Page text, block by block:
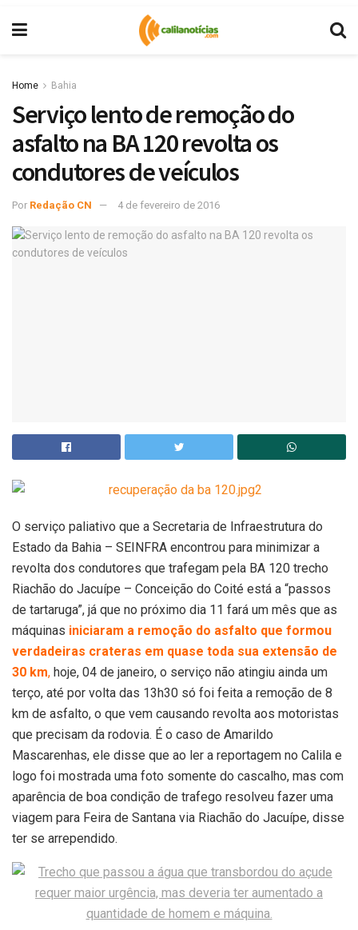
Home Bahia
Serviço lento de remoção do
asfalto na BA 120 revolta os
condutores de veículos
Por Redação CN 4 de fevereiro de 2016
O serviço paliativo que a Secretaria de Infraestrutura do
Estado da Bahia – SEINFRA encontrou para minimizar a
revolta dos condutores que trafegam pela BA 120 trecho
Riachão do Jacuípe – Conceição do Coité está a “passos
de tartaruga”, já que no próximo dia 11 fará um mês que as
máquinas iniciaram a remoção do asfalto que formou
verdadeiras crateras em quase toda sua extensão de
30 km, hoje, 04 de janeiro, o serviço não atingiu ainda um
terço, até por volta das 13h30 só foi feita a remoção de 8
km de asfalto, o que vem causando revolta aos motoristas
que precisam da rodovia. É o caso de Amarildo
Mascarenhas, ele disse que ao ler a reportagem no Calila e
logo foi mostrada uma foto somente do cascalho, mas com
aparência de boa condição de trafego resolveu fazer uma
viagem para Feira de Santana via Riachão do Jacuípe, disse
ter se arrependido.